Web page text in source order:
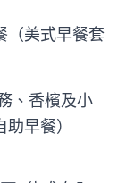
（美式早餐套
、香檳及小
早餐）